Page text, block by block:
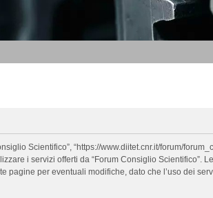
Scientifico”, “https://www.diitet.cnr.it/forum/
i servizi offerti da “Forum Consiglio Scientifico”.
per eventuali modifiche, dato che l’uso dei